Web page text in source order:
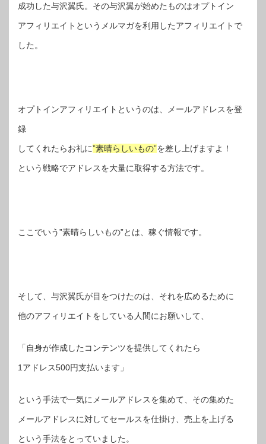
成功した与沢翼氏。その与沢翼が始めたものはオプトイン
アフィリエイトというメルマガを利用したアフィリエイトで
した。
オプトインアフィリエイトというのは、メールアドレスを登
録
してくれたらお礼に”素晴らしいもの”を差し上げますよ！
という戦略でアドレスを大量に取得する方法です。
ここでいう”素晴らしいもの”とは、稼ぐ情報です。
そして、与沢翼氏が目をつけたのは、それを広めるために
他のアフィリエイトをしている人間にお願いして、
「自身が作成したコンテンツを提供してくれたら
1アドレス500円支払います」
という手法で一気にメールアドレスを集めて、その集めた
メールアドレスに対してセールスを仕掛け、売上を上げる
という手法をとっていました。